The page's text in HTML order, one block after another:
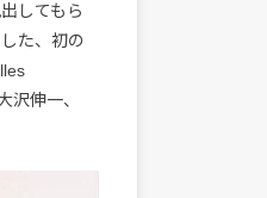
してもら
た、初の
沢伸一、